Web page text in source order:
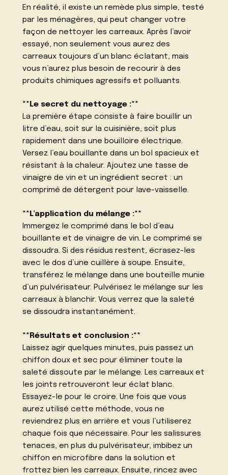
En réalité, il existe un remède plus simple, testé
par les ménagères, qui peut changer votre
façon de nettoyer les carreaux. Après l’avoir
essayé, non seulement vous aurez des
carreaux toujours d’un blanc éclatant, mais
vous n’aurez plus besoin de recourir à des
produits chimiques agressifs et polluants.
**Le secret du nettoyage :**
La première étape consiste à faire bouillir un
litre d’eau, soit sur la cuisinière, soit plus
rapidement dans une bouilloire électrique.
Versez l’eau bouillante dans un bol spacieux et
résistant à la chaleur. Ajoutez une tasse de
vinaigre de vin et un ingrédient secret : un
comprimé de détergent pour lave-vaisselle.
**L’application du mélange :**
Immergez le comprimé dans le bol d’eau
bouillante et de vinaigre de vin. Le comprimé se
dissoudra. Si des résidus restent, écrasez-les
avec le dos d’une cuillère à soupe. Ensuite,
transférez le mélange dans une bouteille munie
d’un pulvérisateur. Pulvérisez le mélange sur les
carreaux à blanchir. Vous verrez que la saleté
se dissoudra instantanément.
**Résultats et conclusion :**
Laissez agir quelques minutes, puis passez un
chiffon doux et sec pour éliminer toute la
saleté dissoute par le mélange. Les carreaux et
les joints retrouveront leur éclat blanc.
Essayez-le pour le croire. Une fois que vous
aurez utilisé cette méthode, vous ne
reviendrez plus en arrière et vous l’utiliserez
chaque fois que nécessaire. Pour les salissures
tenaces, en plus du pulvérisateur, imbibez un
chiffon en microfibre dans la solution et
frottez bien les carreaux. Ensuite, rincez avec